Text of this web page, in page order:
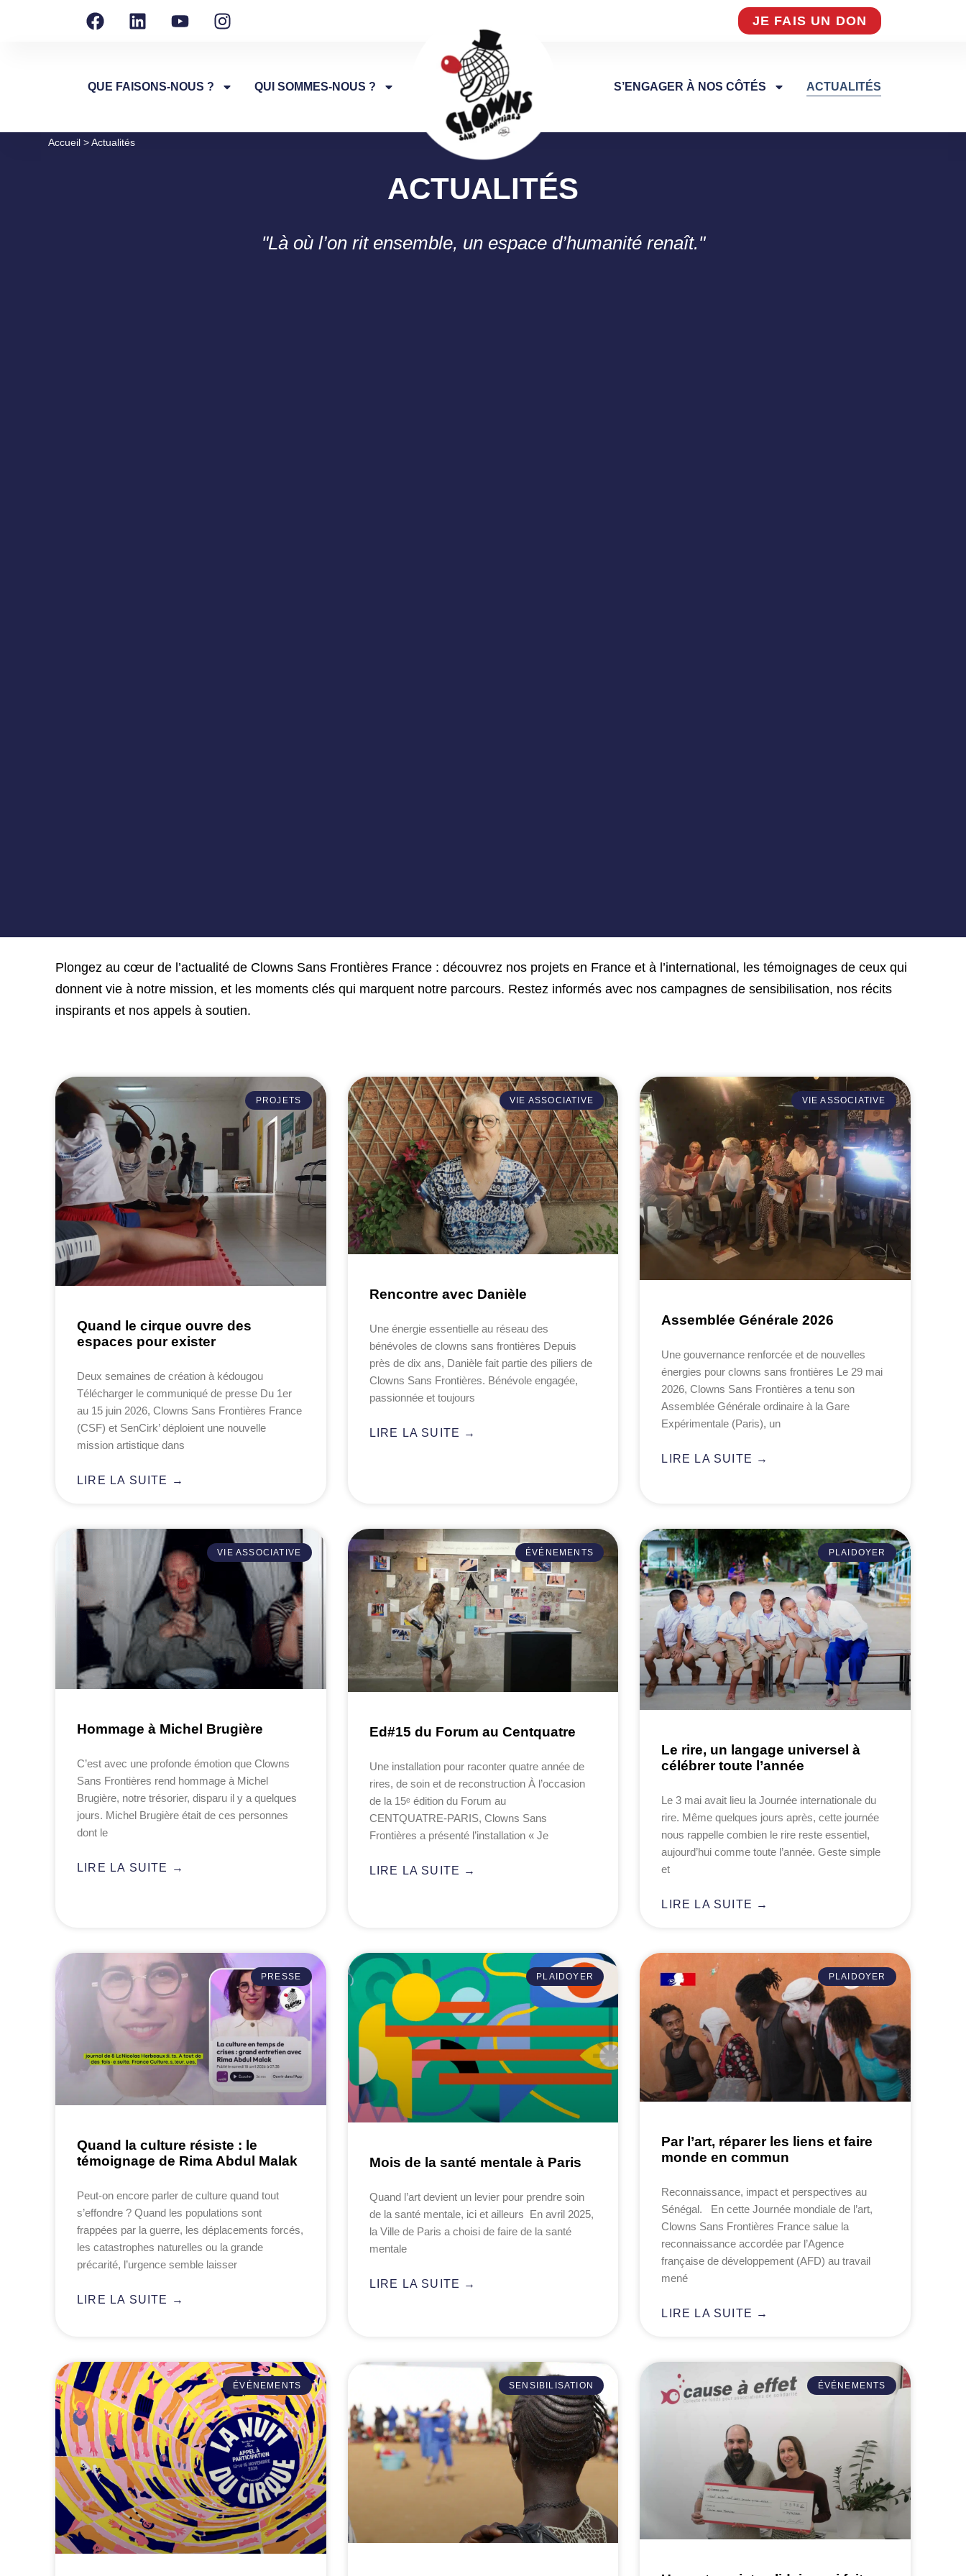
JE FAIS UN DON
QUE FAISONS-NOUS ? QUI SOMMES-NOUS ? S’ENGAGER À NOS CÔTÉS ACTUALITÉS
Accueil >Actualités
ACTUALITÉS
"Là où l’on rit ensemble, un espace d’humanité renaît."
Plongez au cœur de l’actualité de Clowns Sans Frontières France : découvrez nos projets en France et à l’international, les témoignages de ceux qui
donnent vie à notre mission, et les moments clés qui marquent notre parcours. Restez informés avec nos campagnes de sensibilisation, nos récits
inspirants et nos appels à soutien.
PROJETS
Quand le cirque ouvre des
espaces pour exister
Deux semaines de création à kédougou
Télécharger le communiqué de presse Du 1er
au 15 juin 2026, Clowns Sans Frontières France
(CSF) et SenCirk’ déploient une nouvelle
mission artistique dans
LIRE LA SUITE →
VIE ASSOCIATIVE
Rencontre avec Danièle
Une énergie essentielle au réseau des
bénévoles de clowns sans frontières Depuis
près de dix ans, Danièle fait partie des piliers de
Clowns Sans Frontières. Bénévole engagée,
passionnée et toujours
LIRE LA SUITE →
VIE ASSOCIATIVE
Assemblée Générale 2026
Une gouvernance renforcée et de nouvelles
énergies pour clowns sans frontières Le 29 mai
2026, Clowns Sans Frontières a tenu son
Assemblée Générale ordinaire à la Gare
Expérimentale (Paris), un
LIRE LA SUITE →
VIE ASSOCIATIVE
Hommage à Michel Brugière
C’est avec une profonde émotion que Clowns
Sans Frontières rend hommage à Michel
Brugière, notre trésorier, disparu il y a quelques
jours. Michel Brugière était de ces personnes
dont le
LIRE LA SUITE →
ÉVÉNEMENTS
Ed#15 du Forum au Centquatre
Une installation pour raconter quatre année de
rires, de soin et de reconstruction À l’occasion
de la 15ᵉ édition du Forum au
CENTQUATRE‑PARIS, Clowns Sans
Frontières a présenté l’installation « Je
LIRE LA SUITE →
PLAIDOYER
Le rire, un langage universel à
célébrer toute l’année
Le 3 mai avait lieu la Journée internationale du
rire. Même quelques jours après, cette journée
nous rappelle combien le rire reste essentiel,
aujourd’hui comme toute l’année. Geste simple
et
LIRE LA SUITE →
PRESSE
Quand la culture résiste : le
témoignage de Rima Abdul Malak
Peut-on encore parler de culture quand tout
s’effondre ? Quand les populations sont
frappées par la guerre, les déplacements forcés,
les catastrophes naturelles ou la grande
précarité, l’urgence semble laisser
LIRE LA SUITE →
PLAIDOYER
Mois de la santé mentale à Paris
Quand l’art devient un levier pour prendre soin
de la santé mentale, ici et ailleurs En avril 2025,
la Ville de Paris a choisi de faire de la santé
mentale
LIRE LA SUITE →
PLAIDOYER
Par l’art, réparer les liens et faire
monde en commun
Reconnaissance, impact et perspectives au
Sénégal. En cette Journée mondiale de l’art,
Clowns Sans Frontières France salue la
reconnaissance accordée par l’Agence
française de développement (AFD) au travail
mené
LIRE LA SUITE →
ÉVÉNEMENTS SENSIBILISATION ÉVÉNEMENTS